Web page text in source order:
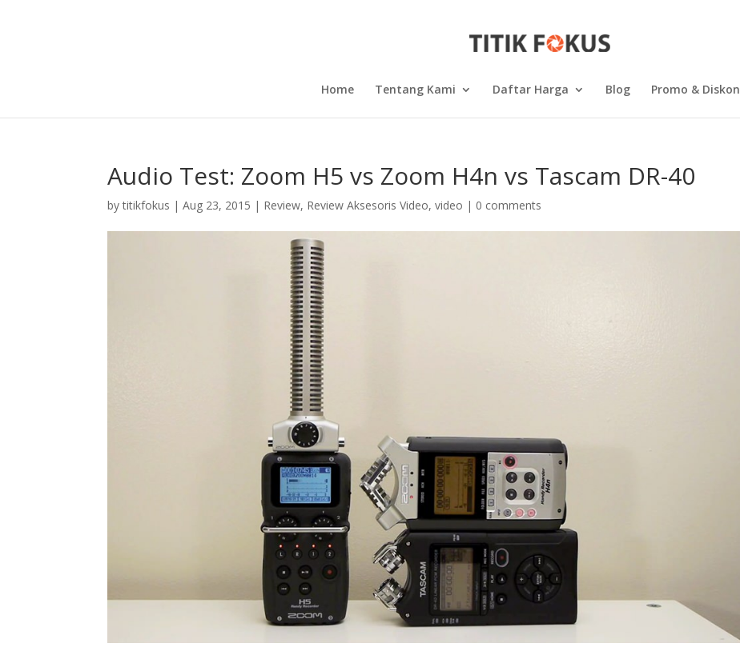
Home Tentang Kami Daftar Harga Blog Promo & Diskon
Audio Test: Zoom H5 vs Zoom H4n vs Tascam DR-40
bytitikfokus |Aug 23, 2015 | Review, Review Aksesoris Video,video | 0 comments